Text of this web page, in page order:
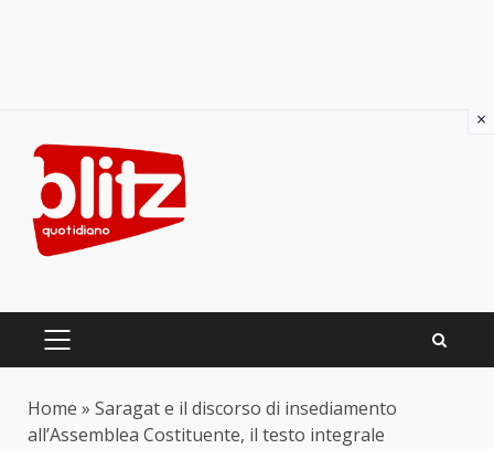
content
PRIMARY
Home » Saragat e il discorso di insediamento
all’Assemblea Costituente, il testo integrale
×